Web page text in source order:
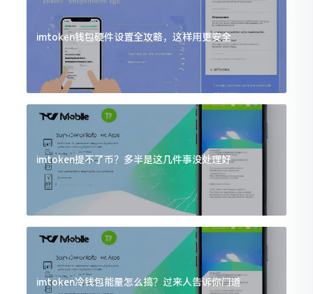
imtoken钱包硬件设置全攻略，这样用更安全
imtoken提不了币？多半是这几件事没处理好
imtoken冷钱包能量怎么搞？过来人告诉你门道